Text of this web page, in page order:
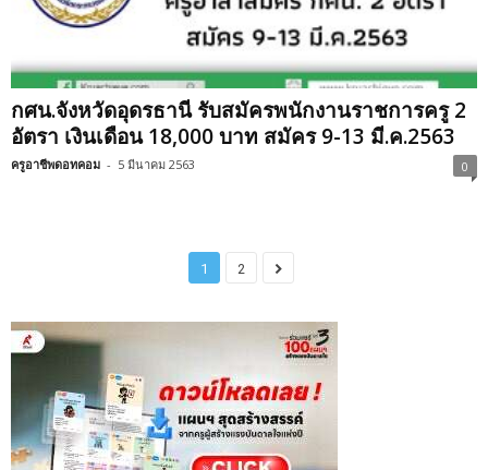
กศน.จังหวัดอุดรธานี รับสมัครพนักงานราชการครู 2
อัตรา เงินเดือน 18,000 บาท สมัคร 9-13 มี.ค.2563
ครูอาชีพดอทคอม - 5 มีนาคม 2563 0
1 2